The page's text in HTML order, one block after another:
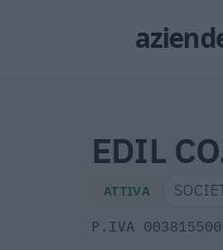
EDIL
ATTIVA
P.IVA